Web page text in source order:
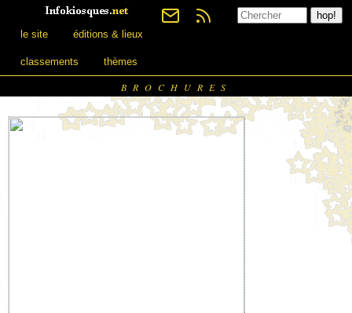
le site éditions & lieux
classements thèmes
BROCHURES